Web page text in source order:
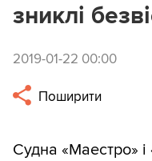
зниклі
2019-01-22 00:00
Поширити
Судна «Маестро» і